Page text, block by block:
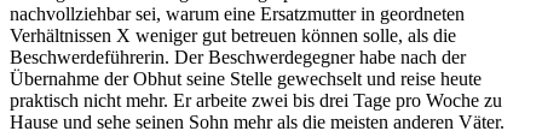
nachvollziehbar sei, warum eine Ersatzmutter in geordneten
Verhältnissen X weniger gut betreuen können solle, als die
Beschwerdeführerin. Der Beschwerdegegner habe nach der
Übernahme der Obhut seine Stelle gewechselt und reise heute
praktisch nicht mehr. Er arbeite zwei bis drei Tage pro Woche zu
Hause und sehe seinen Sohn mehr als die meisten anderen Väter.